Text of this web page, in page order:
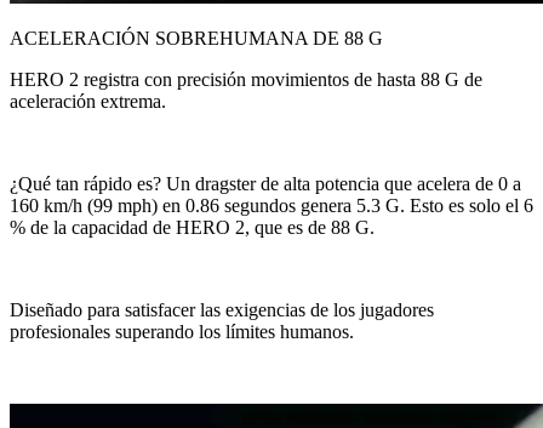
ACELERACIÓN SOBREHUMANA DE 88 G
HERO 2 registra con precisión movimientos de hasta 88 G de
aceleración extrema.
¿Qué tan rápido es? Un dragster de alta potencia que acelera de 0 a
160 km/h (99 mph) en 0.86 segundos genera 5.3 G. Esto es solo el 6
% de la capacidad de HERO 2, que es de 88 G.
Diseñado para satisfacer las exigencias de los jugadores
profesionales superando los límites humanos.